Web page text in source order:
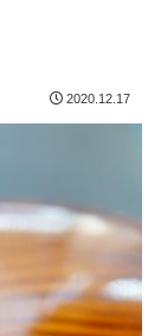
2020.12.17